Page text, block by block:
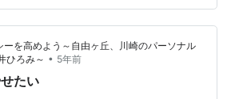
ーです。数えきれないほどのダイエ
が効果のあった方法を紹介いたしま
えたときには、あなたはやる気に満ち
ょう。 それではさっそく3つの方法
。 朝起きてコップ…
ーを高めよう～自由ヶ丘、川崎のパーソナル
ひろみ～ • 5年前
たい